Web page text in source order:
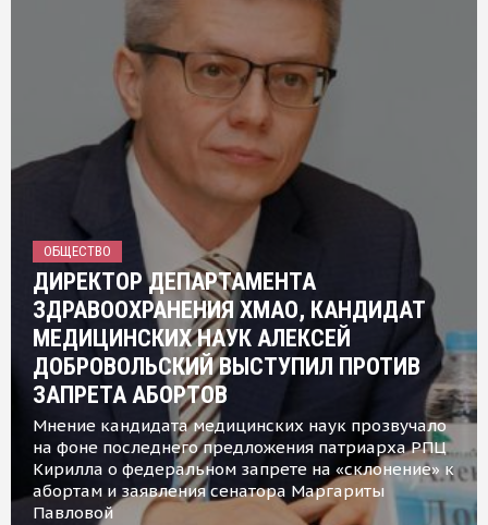
ОБЩЕСТВО
ДИРЕКТОР ДЕПАРТАМЕНТА
ЗДРАВООХРАНЕНИЯ ХМАО, КАНДИДАТ
МЕДИЦИНСКИХ НАУК АЛЕКСЕЙ
ДОБРОВОЛЬСКИЙ ВЫСТУПИЛ ПРОТИВ
ЗАПРЕТА АБОРТОВ
Мнение кандидата медицинских наук прозвучало
на фоне последнего предложения патриарха РПЦ
Кирилла о федеральном запрете на «склонение» к
абортам и заявления сенатора Маргариты
Павловой